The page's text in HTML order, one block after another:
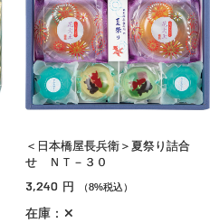
＜日本橋屋長兵衛＞夏祭り詰合
せ ＮＴ－３０
3,240 円 （8%税込）
在庫：✕